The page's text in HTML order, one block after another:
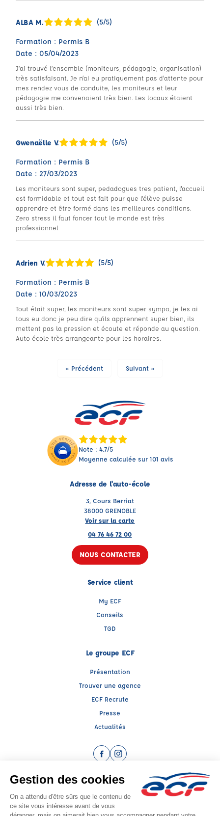
ALBA M. (5/5)
Formation : Permis B
Date : 05/04/2023
J’ai trouvé l’ensemble (moniteurs, pédagogie, organisation)
très satisfaisant. Je n’ai eu pratiquement pas d’attente pour
mes rendez vous de conduite, les moniteurs et leur
pédagogie me convenaient très bien. Les locaux étaient
aussi très bien.
Gwenaëlle V. (5/5)
Formation : Permis B
Date : 27/03/2023
Les moniteurs sont super, pedadogues tres patient, l'accueil
est formidable et tout est fait pour que l'élève puisse
apprendre et être formé dans les meilleures conditions.
Zero stress il faut foncer tout le monde est très
professionnel
Adrien V. (5/5)
Formation : Permis B
Date : 10/03/2023
Tout était super, les moniteurs sont super sympa, je les ai
tous eu donc je peu dire qu’ils apprennent super bien, ils
mettent pas la pression et écoute et réponde au question.
Auto école très arrangeante pour les horaires.
« Précédent Suivant »
Note : 4.7/5
Moyenne calculée sur 101 avis
Adresse de l'auto-école
3, Cours Berriat
38000 GRENOBLE
Voir sur la carte
04 76 46 72 00
NOUS CONTACTER
Service client
My ECF
Conseils
TGD
Le groupe ECF
Présentation
Trouver une agence
ECF Recrute
Presse
Actualités
Facebook (nouvelle fenêtre)
Instagram (nouvelle fenêtre)
Raison sociale : CTRE D'EDUCATION ET DE SECURITE ROUTIERE - Capital social:
SIREN: 312667090 - Numéro de TVA intracommunautaire: FR 30 312667090
Agrément n°E0203807270